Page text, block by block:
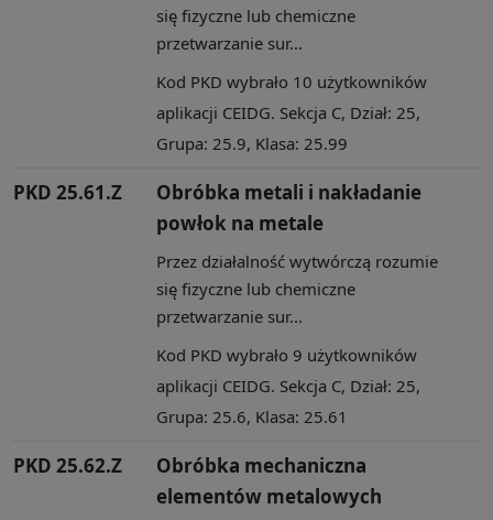
się fizyczne lub chemiczne
przetwarzanie sur...
Kod PKD wybrało 10 użytkowników
aplikacji CEIDG. Sekcja C, Dział: 25,
Grupa: 25.9, Klasa: 25.99
PKD 25.61.Z
Obróbka metali i nakładanie
powłok na metale
Przez działalność wytwórczą rozumie
się fizyczne lub chemiczne
przetwarzanie sur...
Kod PKD wybrało 9 użytkowników
aplikacji CEIDG. Sekcja C, Dział: 25,
Grupa: 25.6, Klasa: 25.61
PKD 25.62.Z
Obróbka mechaniczna
elementów metalowych